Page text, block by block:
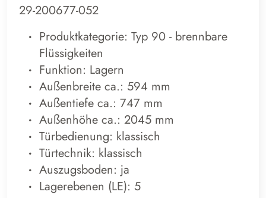
29-200677-052
Produktkategorie: Typ 90 - brennbare
Flüssigkeiten
Funktion: Lagern
Außenbreite ca.: 594 mm
Außentiefe ca.: 747 mm
Außenhöhe ca.: 2045 mm
Türbedienung: klassisch
Türtechnik: klassisch
Auszugsboden: ja
Lagerebenen (LE): 5